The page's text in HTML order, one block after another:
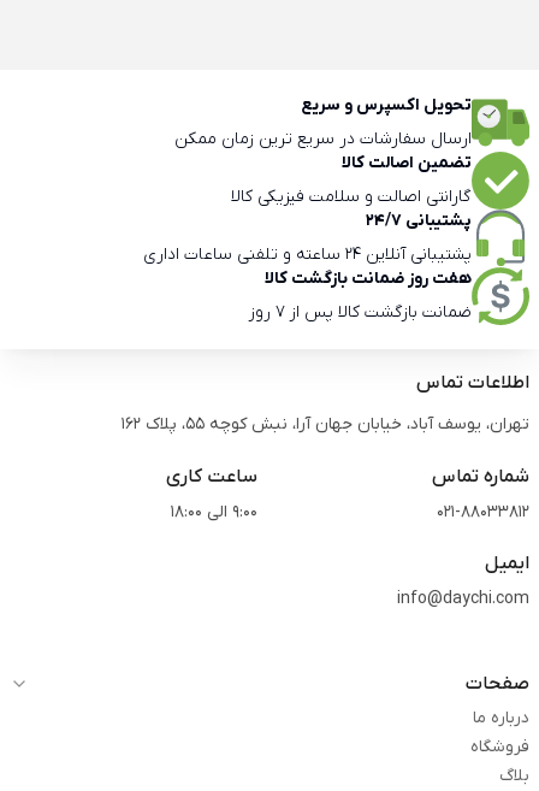
تحویل اکسپرس و سریع
ارسال سفارشات در سریع ترین زمان ممکن
تضمین اصالت کالا
گارانتی اصالت و سلامت فیزیکی کالا
پشتیبانی 24/7
پشتیبانی آنلاین 24 ساعته و تلفنی ساعات اداری
هفت روز ضمانت بازگشت کالا
ضمانت بازگشت کالا پس از 7 روز
اطلاعات تماس
تهران، یوسف آباد، خیابان جهان آرا، نبش کوچه 55، پلاک 162
شماره تماس
021-88033812
ساعت کاری
9:00 الی 18:00
ایمیل
info@daychi.com
صفحات
درباره ما
فروشگاه
بلاگ